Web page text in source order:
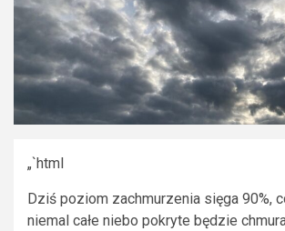
„`html
Dziś poziom zachmurzenia sięga 90%,
niemal całe niebo pokryte będzie